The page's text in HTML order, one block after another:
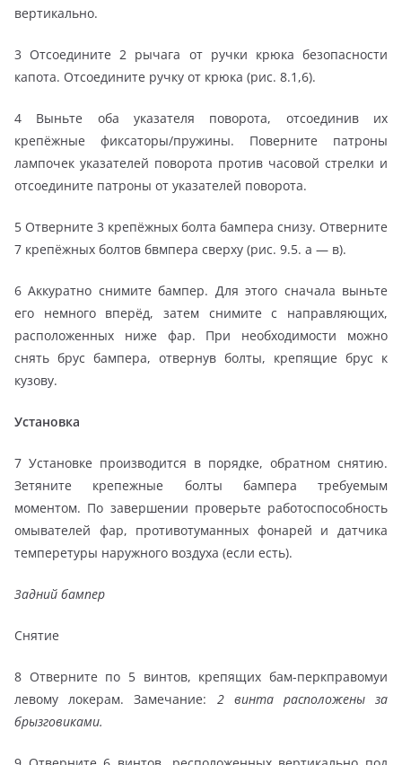
вертикально.
3 Отсоедините 2 рычага от ручки крюка безопасности
капота. Отсоедините ручку от крюка (рис. 8.1,6).
4 Выньте оба указателя поворота, отсоединив их
крепёжные фиксаторы/пружины. Поверните патроны
лампочек указателей поворота против часовой стрелки и
отсоедините патроны от указателей поворота.
5 Отверните 3 крепёжных болта бампера снизу. Отверните
7 крепёжных болтов бвмпера сверху (рис. 9.5. а — в).
6 Аккуратно снимите бампер. Для этого сначала выньте
его немного вперёд, затем снимите с направляющих,
расположенных ниже фар. При необходимости можно
снять брус бампера, отвернув болты, крепящие брус к
кузову.
Установка
7 Установке производится в порядке, обратном снятию.
Зетяните крепежные болты бампера требуемым
моментом. По завершении проверьте работоспособность
омывателей фар, противотуманных фонарей и датчика
темперетуры наружного воздуха (если есть).
Задний бампер
Снятие
8 Отверните по 5 винтов, крепящих бам-перкправомуи
левому локерам. Замечание: 2 винта расположены за
брызговиками.